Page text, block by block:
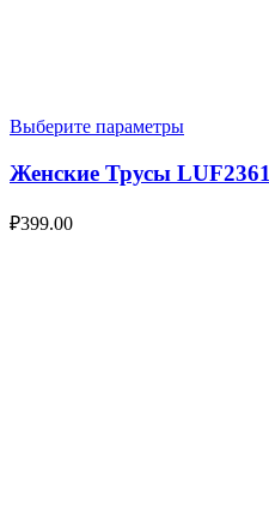
Выберите параметры
Женские Трусы LUF2361
₽399.00